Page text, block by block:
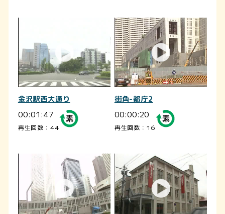
金沢駅西大通り
00:01:47
再生回数：44
街角-都庁2
00:00:20
再生回数：16